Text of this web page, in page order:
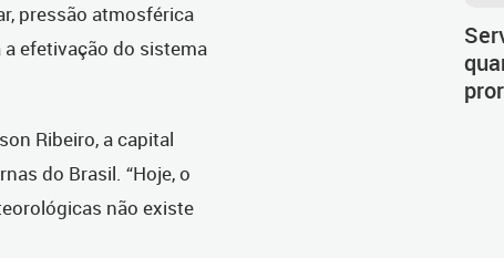
pressão atmosférica
efetivação do sistema
Ribeiro, a capital
do Brasil. “Hoje, o
não existe